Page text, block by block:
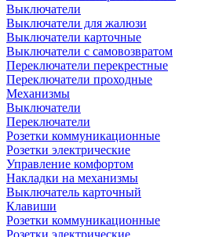
Выключатели
Выключатели для жалюзи
Выключатели карточные
Выключатели с самовозвратом
Переключатели перекрестные
Переключатели проходные
Механизмы
Выключатели
Переключатели
Розетки коммуникационные
Розетки электрические
Управление комфортом
Накладки на механизмы
Выключатель карточный
Клавиши
Розетки коммуникационные
Розетки электрические